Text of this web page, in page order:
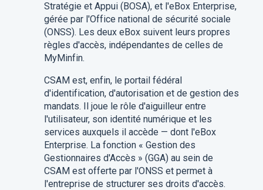
Stratégie et Appui (BOSA), et l'eBox Enterprise,
gérée par l'Office national de sécurité sociale
(ONSS). Les deux eBox suivent leurs propres
règles d'accès, indépendantes de celles de
MyMinfin.
CSAM est, enfin, le portail fédéral
d'identification, d'autorisation et de gestion des
mandats. Il joue le rôle d'aiguilleur entre
l'utilisateur, son identité numérique et les
services auxquels il accède — dont l'eBox
Enterprise. La fonction « Gestion des
Gestionnaires d'Accès » (GGA) au sein de
CSAM est offerte par l'ONSS et permet à
l'entreprise de structurer ses droits d'accès.